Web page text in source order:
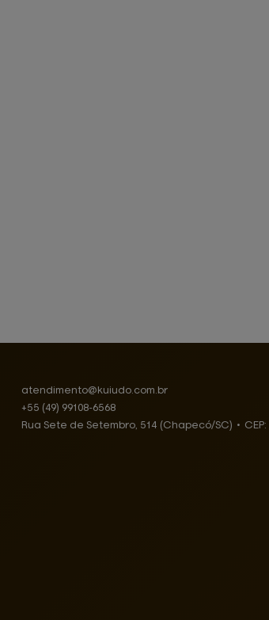
atendimento@ kuiudo.com.br
+55 (49) 99108-6568
Rua Sete de Setembro, 514 (Chapecó/SC) • CEP: